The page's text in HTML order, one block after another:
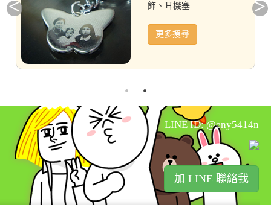
飾、耳機塞
更多搜尋
LINE ID: @eny5414n
加 LINE 聯絡我